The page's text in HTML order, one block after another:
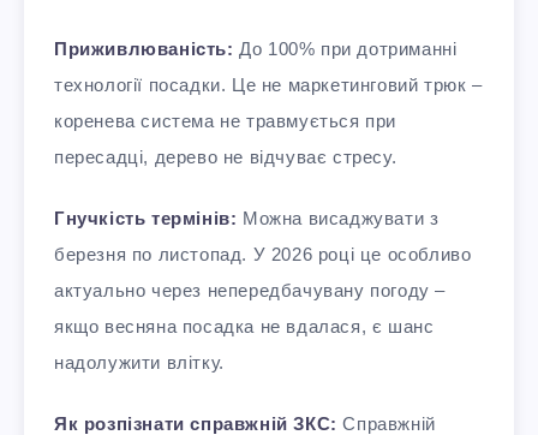
Приживлюваність: До 100% при дотриманні
технології посадки. Це не маркетинговий трюк –
коренева система не травмується при
пересадці, дерево не відчуває стресу.​
Гнучкість термінів: Можна висаджувати з
березня по листопад. У 2026 році це особливо
актуально через непередбачувану погоду –
якщо весняна посадка не вдалася, є шанс
надолужити влітку.​
Як розпізнати справжній ЗКС: Справжній